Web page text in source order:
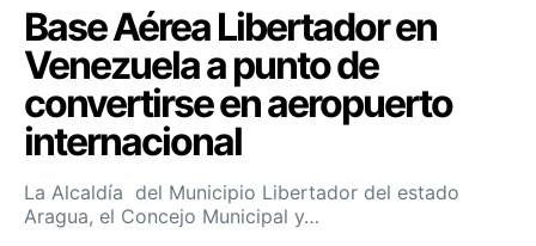
Base Aérea Libertador en
Venezuela a punto de
convertirse en aeropuerto
internacional
La Alcaldía del Municipio Libertador del estado
Aragua, el Concejo Municipal y…